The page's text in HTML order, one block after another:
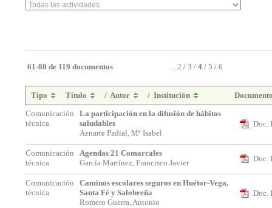
61-80 de 119 documentos ... 2 / 3 / 4 / 5 / 6
Tipo Título / Autor / Institución
Comunicación
técnica
La participación en la difusión de hábitos
saludables
Aznarte Padial, Mª Isabel
Doc.
Comunicación
técnica
Agendas 21 Comarcales
García Martínez, Francisco Javier
Doc.
Comunicación
técnica
Caminos escolares seguros en Huétor-Vega,
Santa Fé y Salobreña
Romero Guerra, Antonio
Doc.